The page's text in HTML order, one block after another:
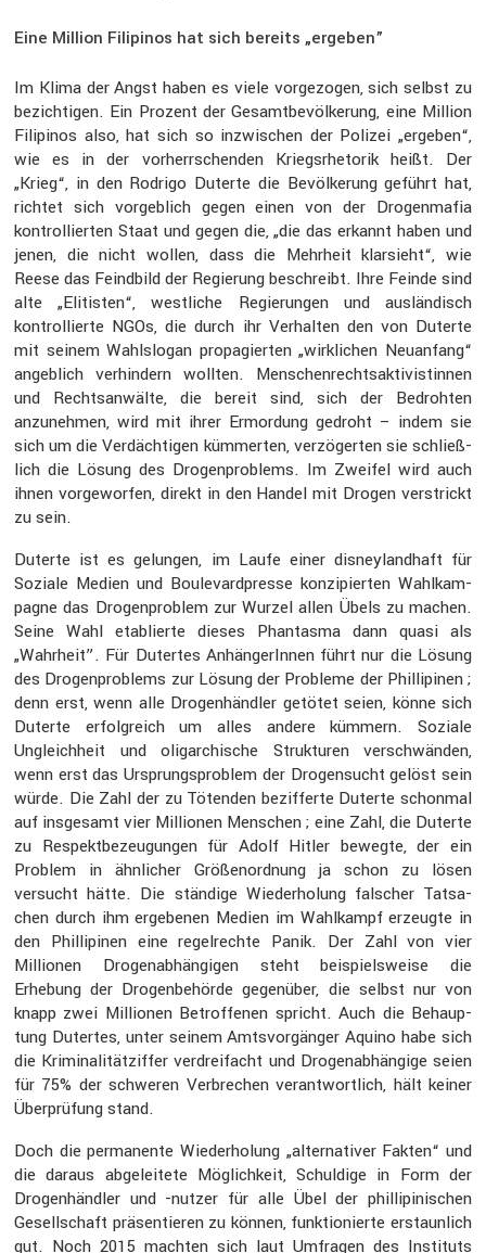
Eine Million Filipinos hat sich bereits „ergeben”
Im Klima der Angst haben es viele vorge­zogen, sich selbst zu
bezich­tigen. Ein Prozent der Gesamt­be­völ­ke­rung, eine Million
Filipinos also, hat sich so inzwi­schen der Polizei „ergeben“,
wie es in der vorherr­schenden Kriegs­rhe­torik heißt. Der
„Krieg“, in den Rodrigo Duterte die Bevöl­ke­rung geführt hat,
richtet sich vorgeb­lich gegen einen von der Drogen­mafia
kontrol­lierten Staat und gegen die, „die das erkannt haben und
jenen, die nicht wollen, dass die Mehrheit klarsieht“, wie
Reese das Feind­bild der Regie­rung beschreibt. Ihre Feinde sind
alte „Elitisten“, westliche Regie­rungen und auslän­disch
kontrol­lierte NGOs, die durch ihr Verhalten den von Duterte
mit seinem Wahlslogan propa­gierten „wirkli­chen Neuan­fang“
angeb­lich verhin­dern wollten. Menschen­rechts­ak­ti­vis­tinnen
und Rechts­an­wälte, die bereit sind, sich der Bedrohten
anzunehmen, wird mit ihrer Ermor­dung gedroht – indem sie
sich um die Verdäch­tigen kümmerten, verzö­gerten sie schließ­
lich die Lösung des Drogen­pro­blems. Im Zweifel wird auch
ihnen vorge­worfen, direkt in den Handel mit Drogen verstrickt
zu sein.
Duterte ist es gelungen, im Laufe einer disney­land­haft für
Soziale Medien und Boule­vard­presse konzi­pierten Wahlkam­
pagne das Drogen­pro­blem zur Wurzel allen Übels zu machen.
Seine Wahl etablierte dieses Phantasma dann quasi als
„Wahrheit”. Für Dutertes Anhän­ge­rInnen führt nur die Lösung
des Drogen­pro­blems zur Lösung der Probleme der Philli­pinen ;
denn erst, wenn alle Drogen­händler getötet seien, könne sich
Duterte erfolg­reich um alles andere kümmern. Soziale
Ungleich­heit und oligar­chi­sche Struk­turen verschwänden,
wenn erst das Ursprungs­pro­blem der Drogen­sucht gelöst sein
würde. Die Zahl der zu Tötenden bezif­ferte Duterte schonmal
auf insge­samt vier Millionen Menschen ; eine Zahl, die Duterte
zu Respekt­be­zeu­gungen für Adolf Hitler bewegte, der ein
Problem in ähnli­cher Größen­ord­nung ja schon zu lösen
versucht hätte. Die ständige Wieder­ho­lung falscher Tatsa­
chen durch ihm ergebenen Medien im Wahlkampf erzeugte in
den Philli­pinen eine regel­rechte Panik. Der Zahl von vier
Millionen Drogen­ab­hän­gigen steht beispiels­weise die
Erhebung der Drogen­be­hörde gegen­über, die selbst nur von
knapp zwei Millionen Betrof­fenen spricht. Auch die Behaup­
tung Dutertes, unter seinem Amtsvor­gänger Aquino habe sich
die Krimi­na­li­tätziffer verdrei­facht und Drogen­ab­hän­gige seien
für 75% der schweren Verbre­chen verant­wort­lich, hält keiner
Überprü­fung stand.
Doch die perma­nente Wieder­ho­lung „alter­na­tiver Fakten“ und
die daraus abgelei­tete Möglich­keit, Schul­dige in Form der
Drogen­händler und -nutzer für alle Übel der philli­pi­ni­schen
Gesell­schaft präsen­tieren zu können, funktio­nierte erstaun­lich
gut. Noch 2015 machten sich laut Umfragen des Insti­tuts